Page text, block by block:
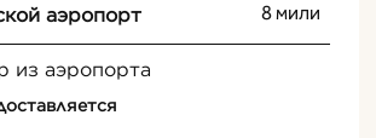
аэропорт 8 мили
из аэропорта